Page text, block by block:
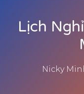
Lịch
Nicky